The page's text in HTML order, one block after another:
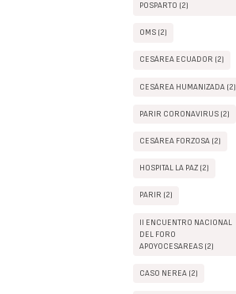
POSPARTO (2)
OMS (2)
CESÁREA ECUADOR (2)
CESÁREA HUMANIZADA (2)
PARIR CORONAVIRUS (2)
CESÁREA FORZOSA (2)
HOSPITAL LA PAZ (2)
PARIR (2)
II ENCUENTRO NACIONAL
DEL FORO
APOYOCESAREAS (2)
CASO NEREA (2)